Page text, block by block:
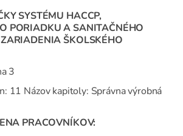
SYSTÉMU HACCP,
PORIADKU A SANITAČNÉHO
ŠKOLSKÉHO
3
11 Názov kapitoly: Správna výrobná
PRACOVNÍKOV: